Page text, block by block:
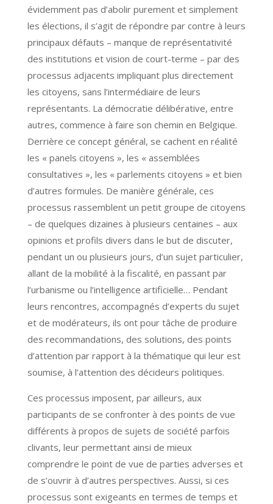
évidemment pas d’abolir purement et simplement
les élections, il s’agit de répondre par contre à leurs
principaux défauts – manque de représentativité
des institutions et vision de court-terme – par des
processus adjacents impliquant plus directement
les citoyens, sans l’intermédiaire de leurs
représentants. La démocratie délibérative, entre
autres, commence à faire son chemin en Belgique.
Derrière ce concept général, se cachent en réalité
les « panels citoyens », les « assemblées
consultatives », les « parlements citoyens » et bien
d’autres formules. De manière générale, ces
processus rassemblent un petit groupe de citoyens
– de quelques dizaines à plusieurs centaines – aux
opinions et profils divers dans le but de discuter,
pendant un ou plusieurs jours, d’un sujet particulier,
allant de la mobilité à la fiscalité, en passant par
l’urbanisme ou l’intelligence artificielle… Pendant
leurs rencontres, accompagnés d’experts du sujet
et de modérateurs, ils ont pour tâche de produire
des recommandations, des solutions, des points
d’attention par rapport à la thématique qui leur est
soumise, à l’attention des décideurs politiques.
Ces processus imposent, par ailleurs, aux
participants de se confronter à des points de vue
différents à propos de sujets de société parfois
clivants, leur permettant ainsi de mieux
comprendre le point de vue de parties adverses et
de s’ouvrir à d’autres perspectives. Aussi, si ces
processus sont exigeants en termes de temps et